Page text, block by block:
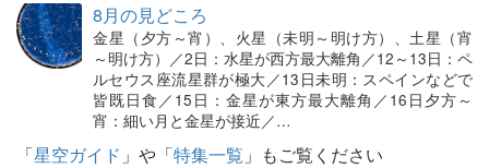
8月の見どころ
金星（夕方～宵）、火星（未明～明け方）、土星（宵
～明け方）／2日：水星が西方最大離角／12～13日：ペ
ルセウス座流星群が極大／13日未明：スペインなどで
皆既日食／15日：金星が東方最大離角／16日夕方～
宵：細い月と金星が接近／…
「星空ガイド 」や「特集一覧 」もご覧ください